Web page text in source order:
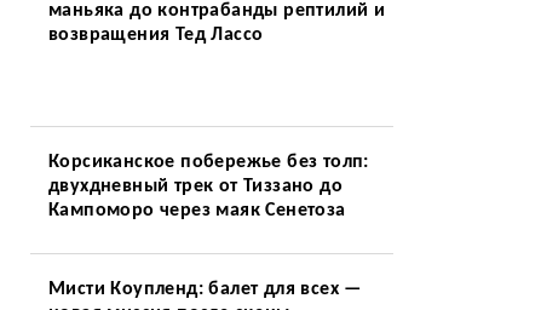
маньяка до контрабанды рептилий и
возвращения Тед Лассо
Корсиканское побережье без толп:
двухдневный трек от Тиззано до
Кампоморо через маяк Сенетоза
Мисти Коупленд: балет для всех —